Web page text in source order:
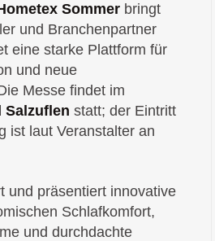
Sommer bringt
und Branchenpartner
eine starke Plattform für
und neue
Messe findet im
Salzuflen statt; der Eintritt
ist laut Veranstalter an
und präsentiert innovative
Schlafkomfort,
und durchdachte